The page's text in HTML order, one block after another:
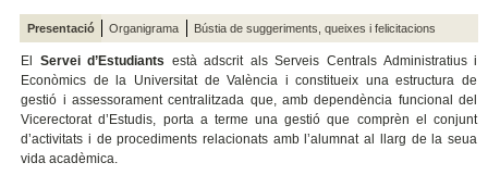
Presentació Organigrama Bústia de suggeriments, queixes i felicitacions
El Servei d’Estudiants està adscrit als Serveis Centrals Administratius i
Econòmics de la Universitat de València i constitueix una estructura de
gestió i assessorament centralitzada que, amb dependència funcional del
Vicerectorat d’Estudis, porta a terme una gestió que comprèn el conjunt
d’activitats i de procediments relacionats amb l’alumnat al llarg de la seua
vida acadèmica.